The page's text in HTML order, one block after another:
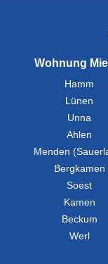
Wohnung
Hamm
Lünen
Unna
Ahlen
Menden
Bergkamen
Soest
Kamen
Beckum
Werl